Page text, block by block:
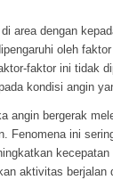
area dengan
oleh
faktor ini tidak
kondisi angin
angin bergerak
Fenomena ini
aktivitas berjalan